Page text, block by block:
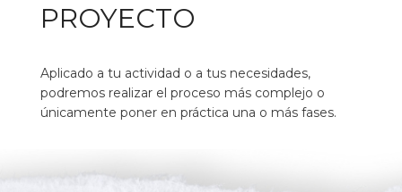
PROYECTO
Aplicado a tu actividad o a tus necesidades,
podremos realizar el proceso más complejo o
únicamente poner en práctica una o más fases.